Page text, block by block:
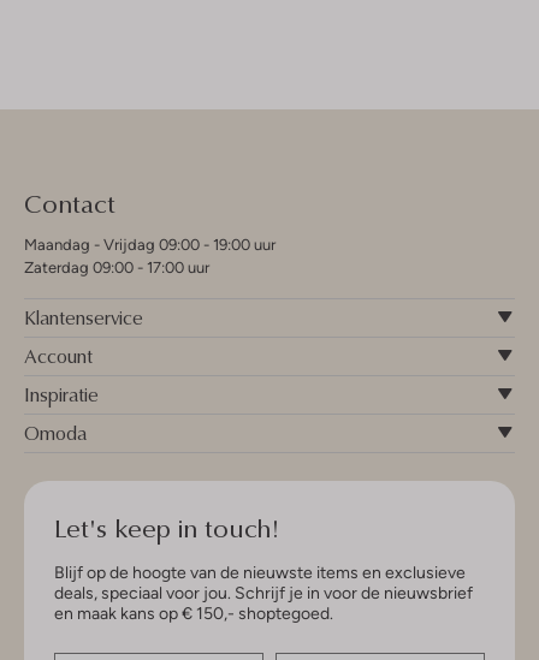
Contact
Maandag - Vrijdag 09:00 - 19:00 uur
Zaterdag 09:00 - 17:00 uur
Klantenservice
Account
Inspiratie
Omoda
Let's keep in touch!
Blijf op de hoogte van de nieuwste items en exclusieve
deals, speciaal voor jou. Schrijf je in voor de nieuwsbrief
en maak kans op € 150,- shoptegoed.